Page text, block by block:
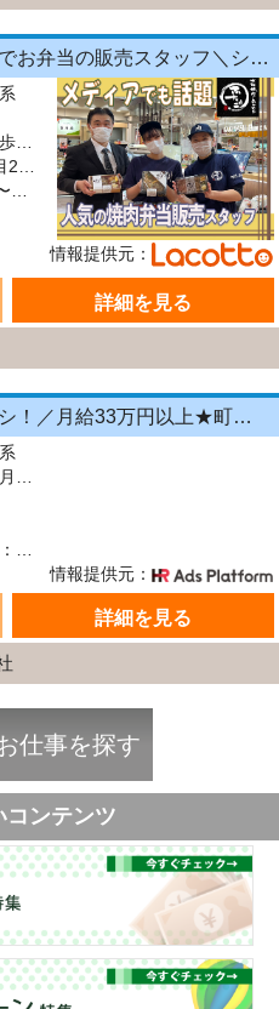
【メディアで話題】デパ地下でお弁当の販売スタッフ＼シフト融通⇒週1日×4h～*扶養内OK／★経験・年齢・ブランク不問★Wワークにも最適♪【履歴書不要×昇給あり】
情報提供元：
詳細を見る
＼投函メイン！営業＆残業ナシ！／月給33万円以上★町歩きをしながら投函♪20～50代活躍中☆年間休日125日以上！[26750234]
給与：月給330,000円 基本給：月330,000円 ※固定残業代（月45時間分の70,000円）を上記に含む ※超過時間分は別途支給 ■交通費支給（規定あり） ■賞与：年2回（6月・12月） 固定残業代の有無：有り 固定残業代の金額：70,000 固定残業代の時間：45時間 ※超過分は別途支給します。
シフト：09:30~18:30 実働時間：8時間／日 休憩1時間
情報提供元：
詳細を見る
仕事を探す
コンテンツ